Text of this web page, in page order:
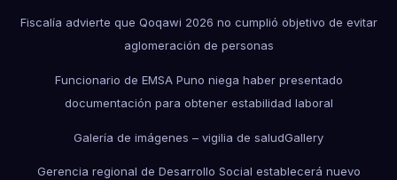
Fiscalía advierte que Qoqawi 2026 no cumplió objetivo de evitar
aglomeración de personas
Funcionario de EMSA Puno niega haber presentado
documentación para obtener estabilidad laboral
Galería de imágenes – vigilia de saludGallery
Gerencia regional de Desarrollo Social establecerá nuevo